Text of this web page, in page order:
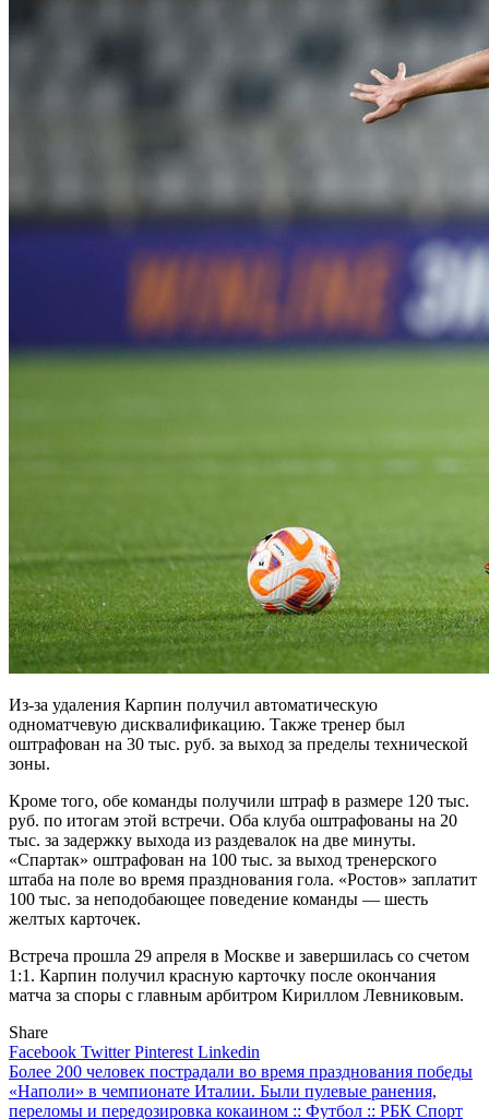
Из-за удаления Карпин получил автоматическую
одноматчевую дисквалификацию. Также тренер был
оштрафован на 30 тыс. руб. за выход за пределы технической
зоны.
Кроме того, обе команды получили штраф в размере 120 тыс.
руб. по итогам этой встречи. Оба клуба оштрафованы на 20
тыс. за задержку выхода из раздевалок на две минуты.
«Спартак» оштрафован на 100 тыс. за выход тренерского
штаба на поле во время празднования гола. «Ростов» заплатит
100 тыс. за неподобающее поведение команды — шесть
желтых карточек.
Встреча прошла 29 апреля в Москве и завершилась со счетом
1:1. Карпин получил красную карточку после окончания
матча за споры с главным арбитром Кириллом Левниковым.
Share
Facebook TwitterPinterest Linkedin
Навигация
по
Более 200 человек пострадали во время празднования победы
«Наполи» в чемпионате Италии. Были пулевые ранения,
переломы и передозировка кокаином :: Футбол :: РБК Спорт